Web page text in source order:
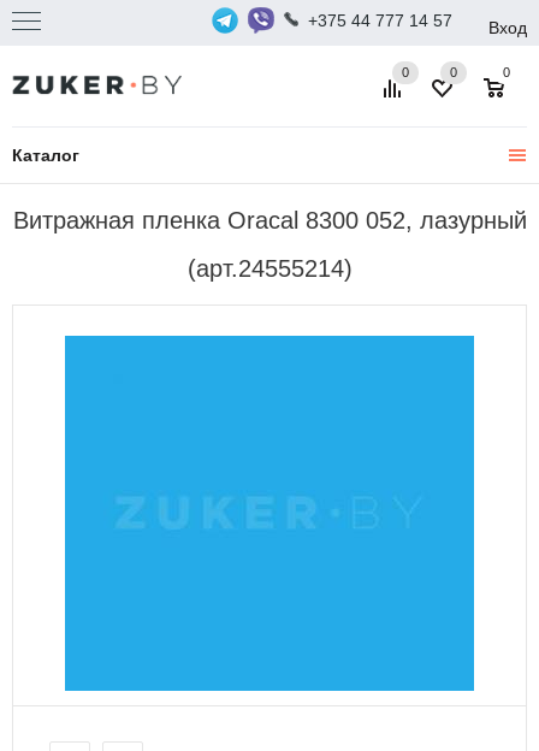
+375 44 777 14 57 Вход
Каталог
0 0
0
Витражная пленка Oracal 8300 052, лазурный
(арт.24555214)